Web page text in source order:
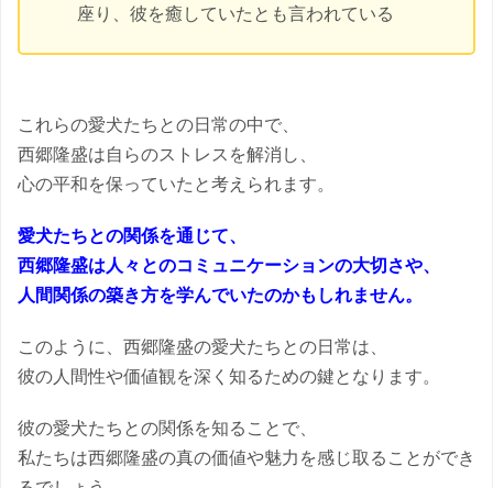
座り、彼を癒していたとも言われている
これらの愛犬たちとの日常の中で、
西郷隆盛は自らのストレスを解消し、
心の平和を保っていたと考えられます。
愛犬たちとの関係を通じて、
西郷隆盛は人々とのコミュニケーションの大切さや、
人間関係の築き方を学んでいたのかもしれません。
このように、西郷隆盛の愛犬たちとの日常は、
彼の人間性や価値観を深く知るための鍵となります。
彼の愛犬たちとの関係を知ることで、
私たちは西郷隆盛の真の価値や魅力を感じ取ることができ